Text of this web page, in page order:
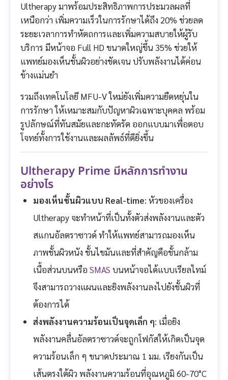
Ultherapy มาพร้อมประสิทธิภาพการประมวลผลที่
เหนือกว่า เพิ่มความเร็วในการรักษาได้ถึง 20% ช่วยลด
ระยะเวลาการทำหัตถการและเพิ่มความสบายให้ผู้รับ
บริการ มีหน้าจอ Full HD ขนาดใหญ่ขึ้น 35% ช่วยให้
แพทย์มองเห็นชั้นผิวอย่างชัดเจน ปรับพลังงานได้ค่อน
ข้างแม่นยำ
รวมถึงเทคโนโลยี MFU-V ใหม่ยังเพิ่มความยืดหยุ่นใน
การรักษา ให้เหมาะสมกับปัญหาผิวเฉพาะบุคคล พร้อม
รูปลักษณ์ที่ทันสมัยและกะทัดรัด ออกแบบมาเพื่อตอบ
โจทย์ทั้งการใช้งานและผลลัพธ์ที่ดียิ่งขึ้น
Ultherapy Prime มีหลักการทำงาน
อย่างไร
มองเห็นชั้นผิวแบบ Real-time: หัวของเครื่อง
Ultherapy จะทำหน้าที่เป็นทั้งตัวส่งพลังงานและตัว
สแกนอัลตราซาวด์ ทำให้แพทย์สามารถมองเห็น
ภาพชั้นผิวหนัง ชั้นไขมันและที่สำคัญคือชั้นกล้าม
เนื้อส่วนบนหรือSMAS บนหน้าจอได้แบบเรียลไทม์
จึงสามารถวางแผนและยิงพลังงานลงไปยังชั้นผิวที่
ต้องการได้
ส่งพลังงานความร้อนเป็นจุดเล็ก ๆ: เมื่อยิง
พลังงานคลื่นอัลตราซาวด์จะถูกโฟกัสให้เกิดเป็นจุด
ความร้อนเล็ก ๆ ขนาดประมาณ 1 มม. เรียงกันเป็น
เส้นตรงใต้ผิว พลังงานความร้อนที่อุณหภูมิ 60-70°C